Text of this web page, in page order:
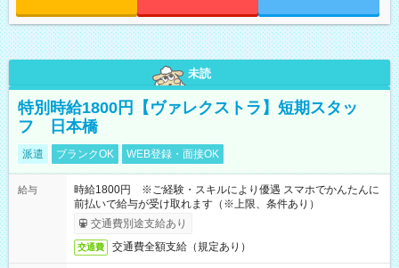
未読
特別時給1800円【ヴァレクストラ】短期スタッ
フ 日本橋
派遣 ブランクOK WEB登録・面接OK
給与
時給1800円 ※ご経験・スキルにより優遇 スマホでかんたんに
前払いで給与が受け取れます（※上限、条件あり）
交通費別途支給あり
交通費 交通費全額支給（規定あり）